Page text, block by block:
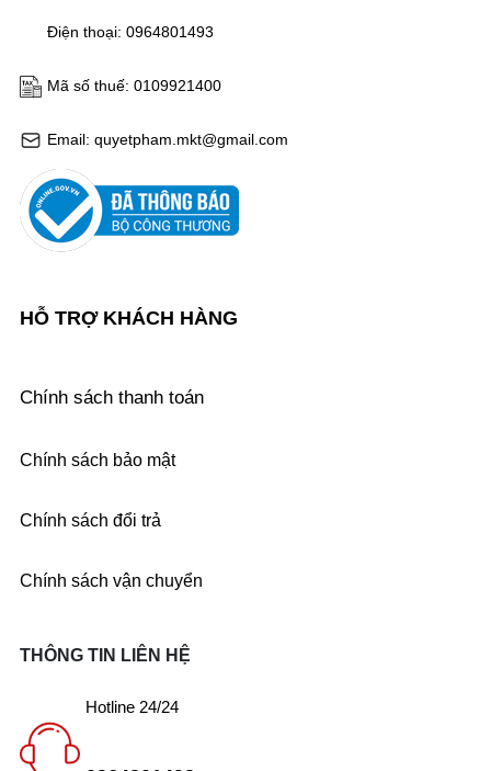
Email: quyetpham.mkt@gmail.com
Mã số thuế: 0109921400
Điện thoại: 0964801493
HỖ TRỢ KHÁCH HÀNG
Chính sách thanh toán
Chính sách bảo mật
Chính sách đổi trả
Chính sách vận chuyển
THÔNG TIN LIÊN HỆ
Hotline 24/24